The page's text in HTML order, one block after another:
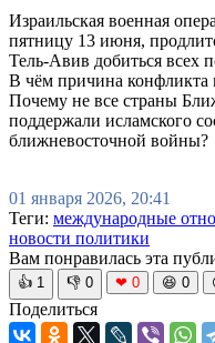
Израильская военная
пятницу 13 июня,
Тель-Авив добиться всех
В чём причина
Почему не все страны
поддержали исламского
ближневосточной войны?
01 января 2026, 20:41
Теги: международные
новости политики
Вам понравилась эта
👍 1 👎 0 ❤ 0 😆 0
Поделиться